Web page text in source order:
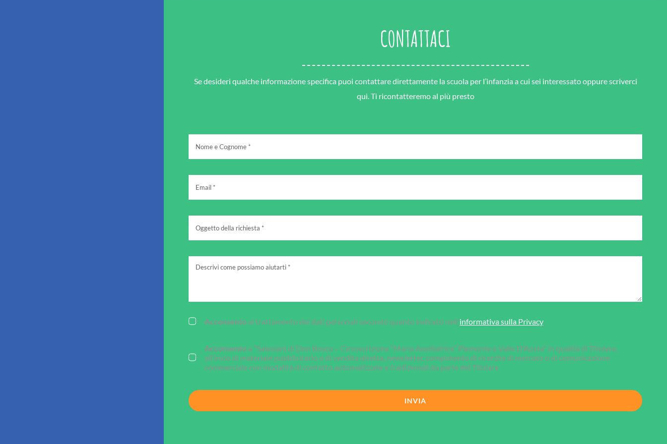
CONTATTACI
Se desideri qualche informazione specifica puoi contattare direttamente la scuola per l’infanzia a cui sei interessato oppure scriverci
qui. Ti ricontatteremo al più presto
Acconsentoal trattamento dei dati personali secondo quanto indicato nell'informativa sulla Privacy
Acconsentoa "Salesiani di Don Bosco – Circoscrizione “Maria Ausiliatrice” Piemonte e Valle D’Aosta" in qualità di Titolare,
all’invio di materiale pubblicitario o di vendita diretta, newsletter, compimento di ricerche di mercato o di comunicazione
commerciale con modalità di contatto automatizzate e tradizionali da parte del Titolare
INVIA